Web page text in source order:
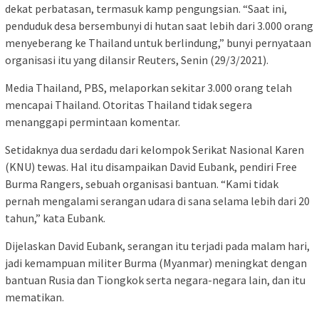
dekat perbatasan, termasuk kamp pengungsian. “Saat ini,
penduduk desa bersembunyi di hutan saat lebih dari 3.000 orang
menyeberang ke Thailand untuk berlindung,” bunyi pernyataan
organisasi itu yang dilansir Reuters, Senin (29/3/2021).
Media Thailand, PBS, melaporkan sekitar 3.000 orang telah
mencapai Thailand. Otoritas Thailand tidak segera
menanggapi permintaan komentar.
Setidaknya dua serdadu dari kelompok Serikat Nasional Karen
(KNU) tewas. Hal itu disampaikan David Eubank, pendiri Free
Burma Rangers, sebuah organisasi bantuan. “Kami tidak
pernah mengalami serangan udara di sana selama lebih dari 20
tahun,” kata Eubank.
Dijelaskan David Eubank, serangan itu terjadi pada malam hari,
jadi kemampuan militer Burma (Myanmar) meningkat dengan
bantuan Rusia dan Tiongkok serta negara-negara lain, dan itu
mematikan.